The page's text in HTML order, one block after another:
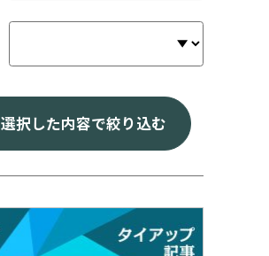
選択した内容で絞り込む